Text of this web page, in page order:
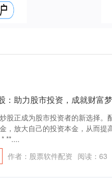
：助力股市投资，成就财富
股正成为股市投资者的新选择。
，放大自己的投资本金，从而提
**....
作者：股票软件配资 阅读： 63